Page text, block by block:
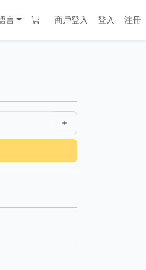
言 商戶登入 登入 注冊